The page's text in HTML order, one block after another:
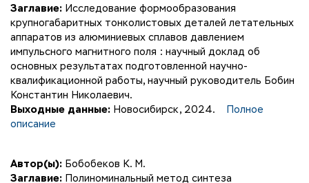
Заглавие: Исследование формообразования
крупногабаритных тонколистовых деталей летательных
аппаратов из алюминиевых сплавов давлением
импульсного магнитного поля : научный доклад об
основных результатах подготовленной научно-
квалификационной работы, научный руководитель Бобин
Константин Николаевич.
Выходные данные: Новосибирск, 2024.
Полное
описание
Автор(ы): Бобобеков К. М.
Заглавие: Полиноминальный метод синтеза